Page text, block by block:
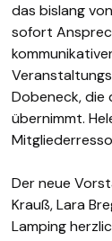
das bislang
sofort
Dobeneck, die
übernimmt.
Der neue
Krauß, Lara
Lamping